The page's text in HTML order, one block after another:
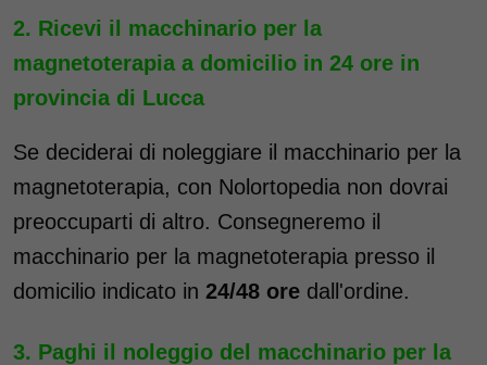
Ricevi il macchinario per la
magnetoterapia a domicilio in 24 ore in
provincia di Lucca
Se deciderai di noleggiare il macchinario per la
magnetoterapia, con Nolortopedia non dovrai
preoccuparti di altro. Consegneremo il
macchinario per la magnetoterapia presso il
domicilio indicato in 24/48 ore dall'ordine.
Paghi il noleggio del macchinario per la